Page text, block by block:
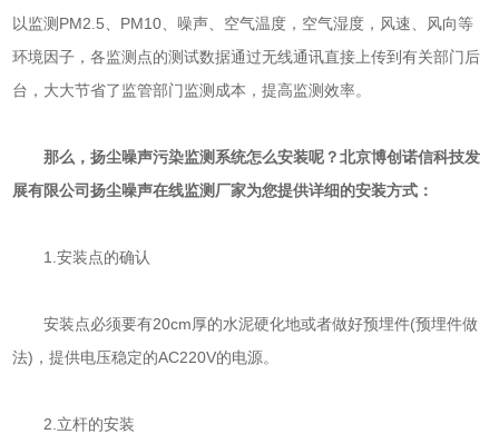
以监测PM2.5、PM10、噪声、空气温度，空气湿度，风速、风向等
环境因子，各监测点的测试数据通过无线通讯直接上传到有关部门后
台，大大节省了监管部门监测成本，提高监测效率。
那么，扬尘噪声污染监测系统怎么安装呢？北京博创诺信科技发
展有限公司扬尘噪声在线监测厂家为您提供详细的安装方式：
1.安装点的确认
安装点必须要有20cm厚的水泥硬化地或者做好预埋件(预埋件做
法)，提供电压稳定的AC220V的电源。
2.立杆的安装